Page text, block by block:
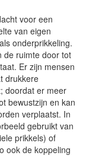
voor een
van eigen
onderprikkeling.
de ruimte door tot
Er zijn mensen
drukkere
doordat er meer
bewustzijn en kan
verplaatst. In
gebruikt van
prikkels) of
ook de koppeling